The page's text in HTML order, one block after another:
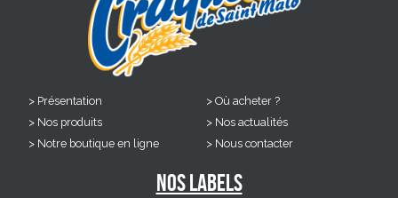
Présentation
Nos produits
Notre boutique en ligne
Où acheter ?
Nos actualités
Nous contacter
Nos labels